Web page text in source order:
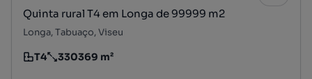
Quinta rural T4 em Longa de 99999 m2
Longa, Tabuaço, Viseu
Tipologia
T4
Preço por metro quadrado
330369 m²